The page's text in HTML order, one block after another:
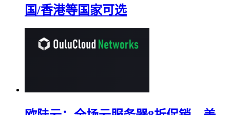
国/香港等国家可选